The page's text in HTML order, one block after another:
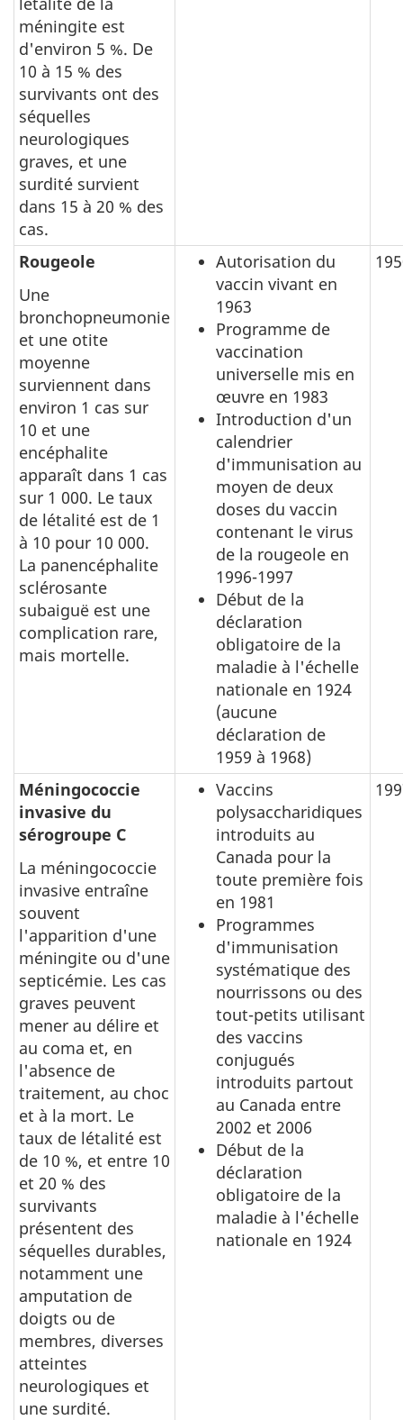
méningite est
d'environ 5 %. De
10 à 15 % des
survivants ont des
séquelles
neurologiques
graves, et une
surdité survient
dans 15 à 20 % des
cas.
Rougeole
Une
bronchopneumonie
et une otite
moyenne
surviennent dans
environ 1 cas sur
10 et une
encéphalite
apparaît dans 1 cas
sur 1 000. Le taux
de létalité est de 1
à 10 pour 10 000.
La panencéphalite
sclérosante
subaiguë est une
complication rare,
mais mortelle.
Autorisation du
vaccin vivant en
1963
Programme de
vaccination
universelle mis en
œuvre en 1983
Introduction d'un
calendrier
d'immunisation au
moyen de deux
doses du vaccin
contenant le virus
de la rougeole en
1996-1997
Début de la
déclaration
obligatoire de la
maladie à l'échelle
nationale en 1924
(aucune
déclaration de
1959 à 1968)
Méningococcie
invasive du
sérogroupe C
La méningococcie
invasive entraîne
souvent
l'apparition d'une
méningite ou d'une
septicémie. Les cas
graves peuvent
mener au délire et
au coma et, en
l'absence de
traitement, au choc
et à la mort. Le
taux de létalité est
de 10 %, et entre 10
et 20 % des
survivants
présentent des
séquelles durables,
notamment une
amputation de
doigts ou de
membres, diverses
atteintes
neurologiques et
une surdité.
Vaccins
polysaccharidiques
introduits au
Canada pour la
toute première fois
en 1981
Programmes
d'immunisation
systématique des
nourrissons ou des
tout-petits utilisant
des vaccins
conjugués
introduits partout
au Canada entre
2002 et 2006
Début de la
déclaration
obligatoire de la
maladie à l'échelle
nationale en 1924